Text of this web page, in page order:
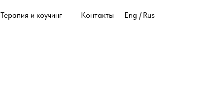
Eng / Rus
Терапия и коучинг Контакты